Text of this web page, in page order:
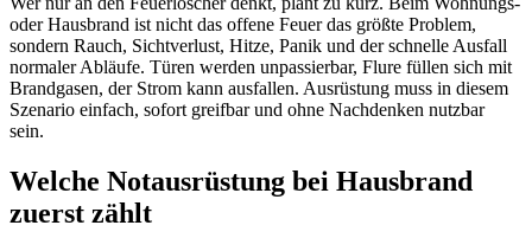
oder Hausbrand ist nicht das offene Feuer das größte Problem,
sondern Rauch, Sichtverlust, Hitze, Panik und der schnelle Ausfall
normaler Abläufe. Türen werden unpassierbar, Flure füllen sich mit
Brandgasen, der Strom kann ausfallen. Ausrüstung muss in diesem
Szenario einfach, sofort greifbar und ohne Nachdenken nutzbar
sein.
Welche Notausrüstung bei Hausbrand
zuerst zählt